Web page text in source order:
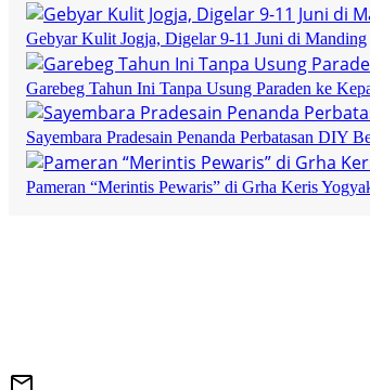
Gebyar Kulit Jogja, Digelar 9-11 Juni di Manding
Garebeg Tahun Ini Tanpa Usung Paraden ke
Sayembara Pradesain Penanda Perbatasan DIY
Pameran “Merintis Pewaris” di Grha Keris